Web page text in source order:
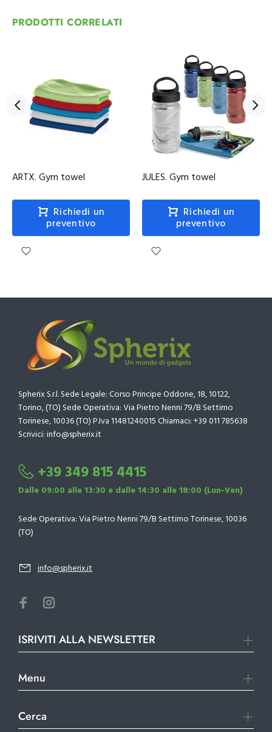
PRODOTTI CORRELATI
ARTX. Gym towel
Richiedi un
preventivo
JULES. Gym towel
Richiedi un
preventivo
Spherix S.r.l. Sede Legale: Corso Principe Oddone, 18, 10122,
Torino, (TO) Sede Operativa: Via Pietro Nenni 79/B Settimo
Torinese, 10036 (TO) P.Iva 11481240015 Chiamaci: +39 011 785638
Scrivici: info@spherix.it
+39 349 815 4415
Dalle 09:00 alle 13:30 e dalle 14:30 alle 18:00 (Lun-Ven)
Sede Operativa: Via Pietro Nenni 79/B Settimo Torinese, 10036
(TO)
info@spherix.it
ISRIVITI ALLA NEWSLETTER
Menu
Cerca